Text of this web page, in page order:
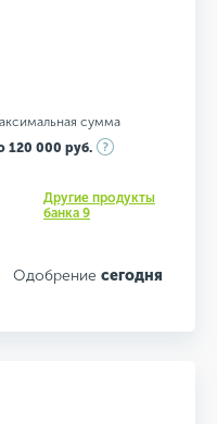
сумма
120 000 руб.
Другие продукты
банка 9
Одобрение сегодня